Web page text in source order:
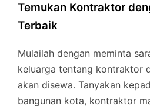
Temukan Kontraktor
Terbaik
Mulailah dengan meminta
keluarga tentang kontraktor
akan disewa. Tanyakan
bangunan kota, kontraktor